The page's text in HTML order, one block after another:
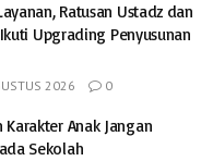
Ratusan Ustadz dan
Upgrading Penyusunan
2026 0
Karakter Anak Jangan
Sekolah